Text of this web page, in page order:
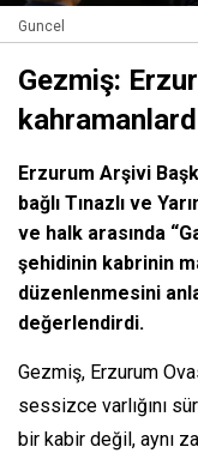
Guncel
Gezmiş:
Erzurum Arşivi
bağlı Tınazlı ve
ve halk arasında
şehidinin kabrinin
düzenlenmesini
değerlendirdi.
Gezmiş, Erzurum
sessizce varlığını
bir kabir değil, aynı